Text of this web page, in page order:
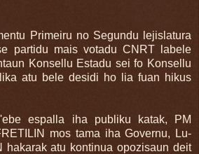
Primeiru no Segundu lejislatura
partidu mais votadu CNRT labele
Konsellu Estadu sei fo Konsellu
atu bele desidi ho lia fuan hikus
espalla iha publiku katak, PM
mos tama iha Governu, Lu-
hakarak atu kontinua opozisaun deit